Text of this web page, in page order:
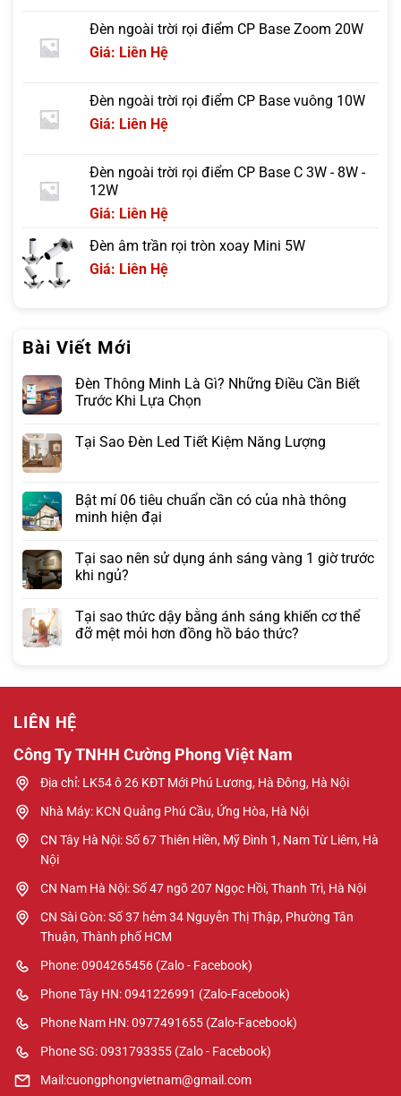
Đèn ngoài trời rọi điểm CP Base Zoom 20W
Giá: Liên Hệ
Đèn ngoài trời rọi điểm CP Base vuông 10W
Giá: Liên Hệ
Đèn ngoài trời rọi điểm CP Base C 3W - 8W -
12W
Giá: Liên Hệ
Đèn âm trần rọi tròn xoay Mini 5W
Giá: Liên Hệ
Bài Viết Mới
Đèn Thông Minh Là Gì? Những Điều Cần Biết
Trước Khi Lựa Chọn
Tại Sao Đèn Led Tiết Kiệm Năng Lượng
Bật mí 06 tiêu chuẩn cần có của nhà thông
minh hiện đại
Tại sao nên sử dụng ánh sáng vàng 1 giờ trước
khi ngủ?
Tại sao thức dậy bằng ánh sáng khiến cơ thể
đỡ mệt mỏi hơn đồng hồ báo thức?
LIÊN HỆ
Công Ty TNHH Cường Phong Việt Nam
Địa chỉ: LK54 ô 26 KĐT Mới Phú Lương, Hà Đông, Hà Nội
Nhà Máy: KCN Quảng Phú Cầu, Ứng Hòa, Hà Nội
CN Tây Hà Nội: Số 67 Thiên Hiền, Mỹ Đình 1, Nam Từ Liêm, Hà
Nội
CN Nam Hà Nội: Số 47 ngõ 207 Ngọc Hồi, Thanh Trì, Hà Nội
CN Sài Gòn: Số 37 hẻm 34 Nguyễn Thị Thập, Phường Tân
Thuận, Thành phố HCM
Phone: 0904265456 (Zalo - Facebook)
Phone Tây HN: 0941226991 (Zalo-Facebook)
Phone Nam HN: 0977491655 (Zalo-Facebook)
Phone SG: 0931793355 (Zalo - Facebook)
Mail:cuongphongvietnam@gmail.com